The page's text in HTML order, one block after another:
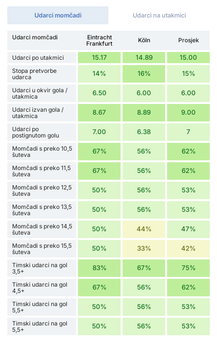
Udarci momčadi Udarci na utakmici
Udarci momčadi
Eintracht
Frankfurt
Köln Prosjek
Udarci po utakmici 15.17 14.89 15.00
Stopa pretvorbe
udarca
14% 16% 15%
Udarci u okvir gola /
utakmica
6.50 6.00 6.00
Udarci izvan gola /
utakmica
8.67 8.89 9.00
Udarci po
postignutom golu
7.00 6.38 7
Momčadi s preko 10,5
šuteva
67% 56% 62%
Momčadi s preko 11,5
šuteva
67% 56% 62%
Momčadi s preko 12,5
šuteva
50% 56% 53%
Momčadi s preko 13,5
šuteva
50% 56% 53%
Momčadi s preko 14,5
šuteva
50% 44% 47%
Momčadi s preko 15,5
šuteva
50% 33% 42%
Timski udarci na gol
3,5+
83% 67% 75%
Timski udarci na gol
4,5+
67% 56% 62%
Timski udarci na gol
5,5+
50% 56% 53%
Timski udarci na gol
5,5+
50% 56% 53%